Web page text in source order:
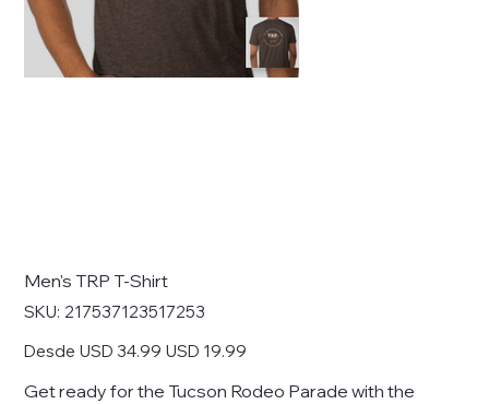
Men's TRP T-Shirt
SKU: SKU
217537123517253
217537123517253
Desde Precio
original
USD 34.99 Precio
de
USD 19.99
Get ready for the Tucson Rodeo Parade with the